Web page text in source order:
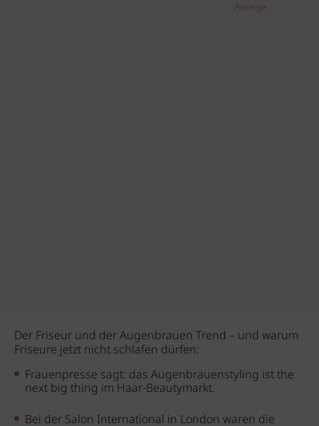
Anzeige
Der Friseur und der Augenbrauen Trend – und warum
Friseure jetzt nicht schlafen dürfen:
Frauenpresse sagt: das Augenbrauenstyling ist the
next big thing im Haar-Beautymarkt.
Bei der Salon International in London waren die